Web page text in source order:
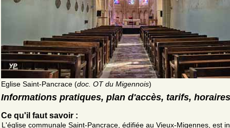
Eglise Saint-Pancrace (doc. OT du Migennois)
Informations pratiques, plan d'accès, tarifs, horaires
Ce qu'il faut savoir :
L'église communale Saint-Pancrace, édifiée au Vieux-Migennes, est